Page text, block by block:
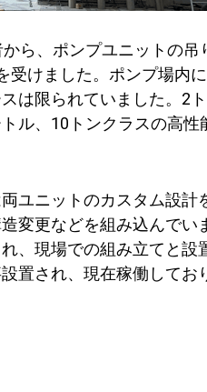
ら、ポンプユニットの
けました。ポンプ場内
は限られていました。2
ル、10トンクラスの高
ユニットのカスタム設計
変更などを組み込んで
、現場での組み立てと設
置され、現在稼働してお